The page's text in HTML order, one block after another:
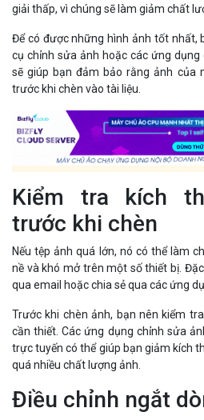
giải thấp, vì chúng sẽ làm giảm chất
Để có được những hình ảnh tốt nhất,
cụ chỉnh sửa ảnh hoặc các ứng dụng
sẽ giúp bạn đảm bảo rằng ảnh của
trước khi chèn vào tài liệu.
Kiểm tra kích
trước khi chèn
Nếu tệp ảnh quá lớn, nó có thể làm
nề và khó mở trên một số thiết bị.
qua email hoặc chia sẻ qua các ứng
Trước khi chèn ảnh, bạn nên kiểm
cần thiết. Các ứng dụng chỉnh sửa
trực tuyến có thể giúp bạn giảm kích
quá nhiều chất lượng ảnh.
Điều chỉnh ngắt